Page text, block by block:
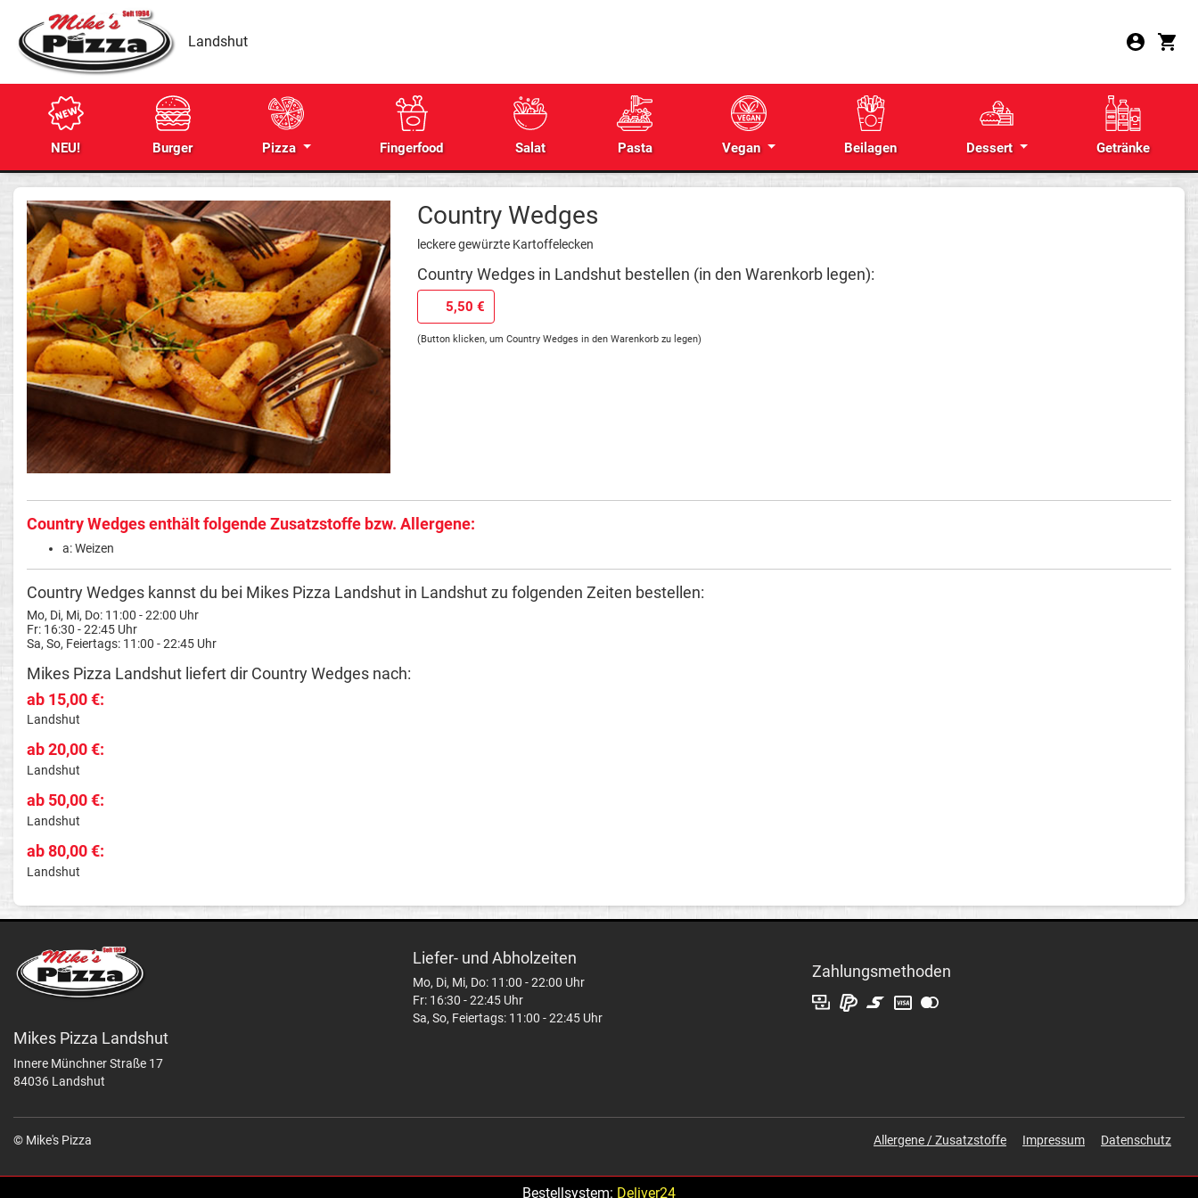
Landshut
NEU! Burger Pizza Fingerfood Salat Pasta Vegan Beilagen Dessert Getränke
Country Wedges
leckere gewürzte Kartoffelecken
Country Wedges in Landshut bestellen (in den Warenkorb legen):
5,50 €
(Button klicken, um Country Wedges in den Warenkorb zu legen)
Country Wedges enthält folgende Zusatzstoffe bzw. Allergene:
a: Weizen
Country Wedges kannst du bei Mikes Pizza Landshut in Landshut zu folgenden Zeiten bestellen:
Mo, Di, Mi, Do: 11:00 - 22:00 Uhr
Fr: 16:30 - 22:45 Uhr
Sa, So, Feiertags: 11:00 - 22:45 Uhr
Mikes Pizza Landshut liefert dir Country Wedges nach:
ab 15,00 €:
Landshut
ab 20,00 €:
Landshut
ab 50,00 €:
Landshut
ab 80,00 €:
Landshut
Mikes Pizza Landshut
Innere Münchner Straße 17
84036 Landshut
Liefer- und Abholzeiten
Mo, Di, Mi, Do: 11:00 - 22:00 Uhr
Fr: 16:30 - 22:45 Uhr
Sa, So, Feiertags: 11:00 - 22:45 Uhr
Zahlungsmethoden
© Mike's Pizza Allergene / Zusatzstoffe Impressum Datenschutz
Bestellsystem: Deliver24